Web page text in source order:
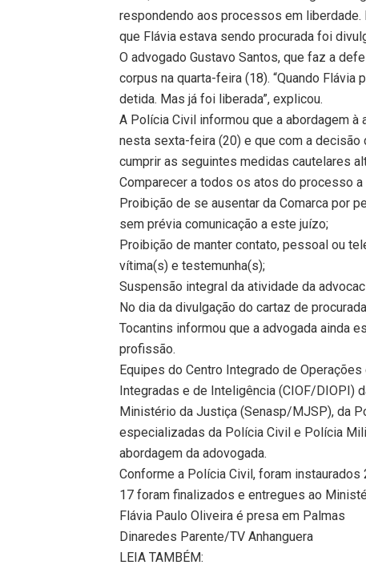
respondendo aos processos em
que Flávia estava sendo procurada foi
O advogado Gustavo Santos, que faz a
corpus na quarta-feira (18). “Quando
detida. Mas já foi liberada”, explicou.
A Polícia Civil informou que a abordagem
nesta sexta-feira (20) e que com a decisão
cumprir as seguintes medidas cautelares
Comparecer a todos os atos do processo
Proibição de se ausentar da Comarca por
sem prévia comunicação a este juízo;
Proibição de manter contato, pessoal ou
vítima(s) e testemunha(s);
Suspensão integral da atividade da
No dia da divulgação do cartaz de
Tocantins informou que a advogada ainda
profissão.
Equipes do Centro Integrado de
Integradas e de Inteligência (CIOF/DIOPI)
Ministério da Justiça (Senasp/MJSP), da
especializadas da Polícia Civil e Polícia
abordagem da adovogada.
Conforme a Polícia Civil, foram
17 foram finalizados e entregues ao
Flávia Paulo Oliveira é presa em Palmas
Dinaredes Parente/TV Anhanguera
LEIA TAMBÉM: